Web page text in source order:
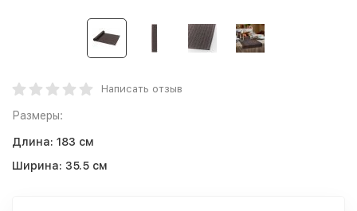
Написать отзыв
Размеры:
Длина: 183 см
Ширина: 35.5 см